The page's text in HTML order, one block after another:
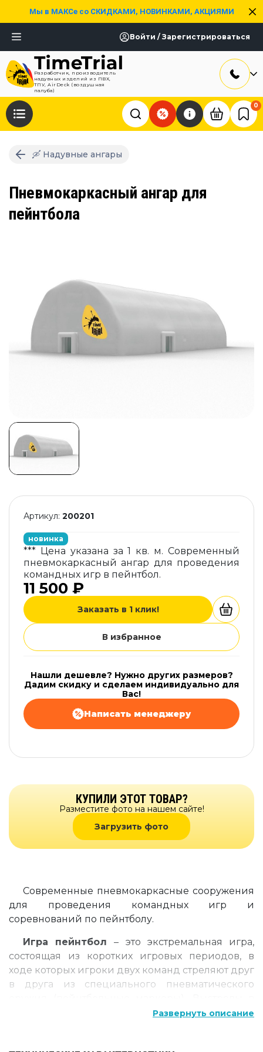
Мы в МАКСе со СКИДКАМИ, НОВИНКАМИ, АКЦИЯМИ
Войти / Зарегистрироваться
Разработчик, производитель
надувных изделий из ПВХ,
ТПУ, AirDeck (воздушная
палуба)
0
🛶 Надувные ангары
Пневмокаркасный ангар для
пейнтбола
Артикул: 200201
новинка
*** Цена указана за 1 кв. м. Современный
пневмокаркасный ангар для проведения
командных игр в пейнтбол.
11 500 ₽
Заказать в 1 клик!
В избранное
Нашли дешевле? Нужно других размеров?
Дадим скидку и сделаем индивидуально для
Вас!
Написать менеджеру
КУПИЛИ ЭТОТ ТОВАР?
Разместите фото на нашем сайте!
Загрузить фото
Современные пневмокаркасные сооружения
для проведения командных игр и
соревнований по пейнтболу.
Игра пейнтбол– это экстремальная игра,
состоящая из коротких игровых периодов, в
ходе которых игроки двух команд стреляют друг
в друга из специального пневматического
игроков противника производятся
Развернуть описание